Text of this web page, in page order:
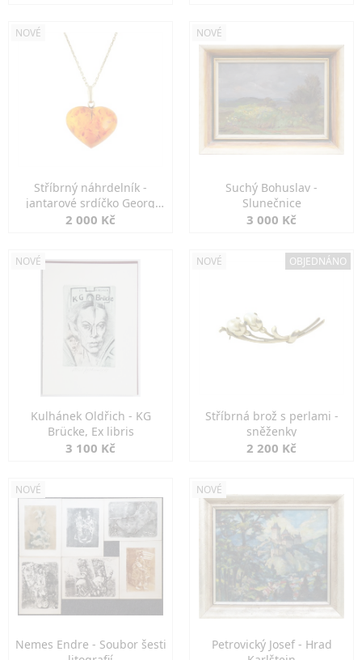
NOVÉ
Stříbrný náhrdelník -
jantarové srdíčko Georg
Kramer
2 000 Kč
NOVÉ
Suchý Bohuslav -
Slunečnice
3 000 Kč
NOVÉ
Kulhánek Oldřich - KG
Brücke, Ex libris
3 100 Kč
NOVÉ OBJEDNÁNO
Stříbrná brož s perlami -
sněženky
2 200 Kč
NOVÉ
Nemes Endre - Soubor šesti
NOVÉ
Petrovický Josef - Hrad